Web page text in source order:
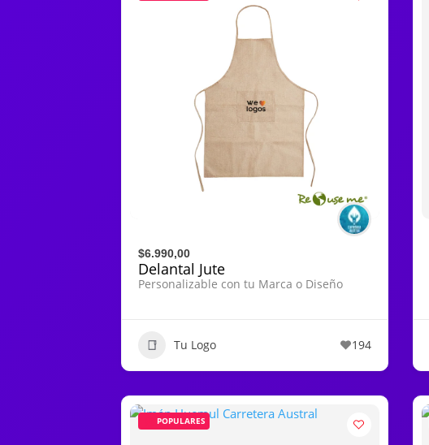
$6.990,00
Delantal Jute
Personalizable con tu Marca o Diseño
Tu Logo 194
POPULARES